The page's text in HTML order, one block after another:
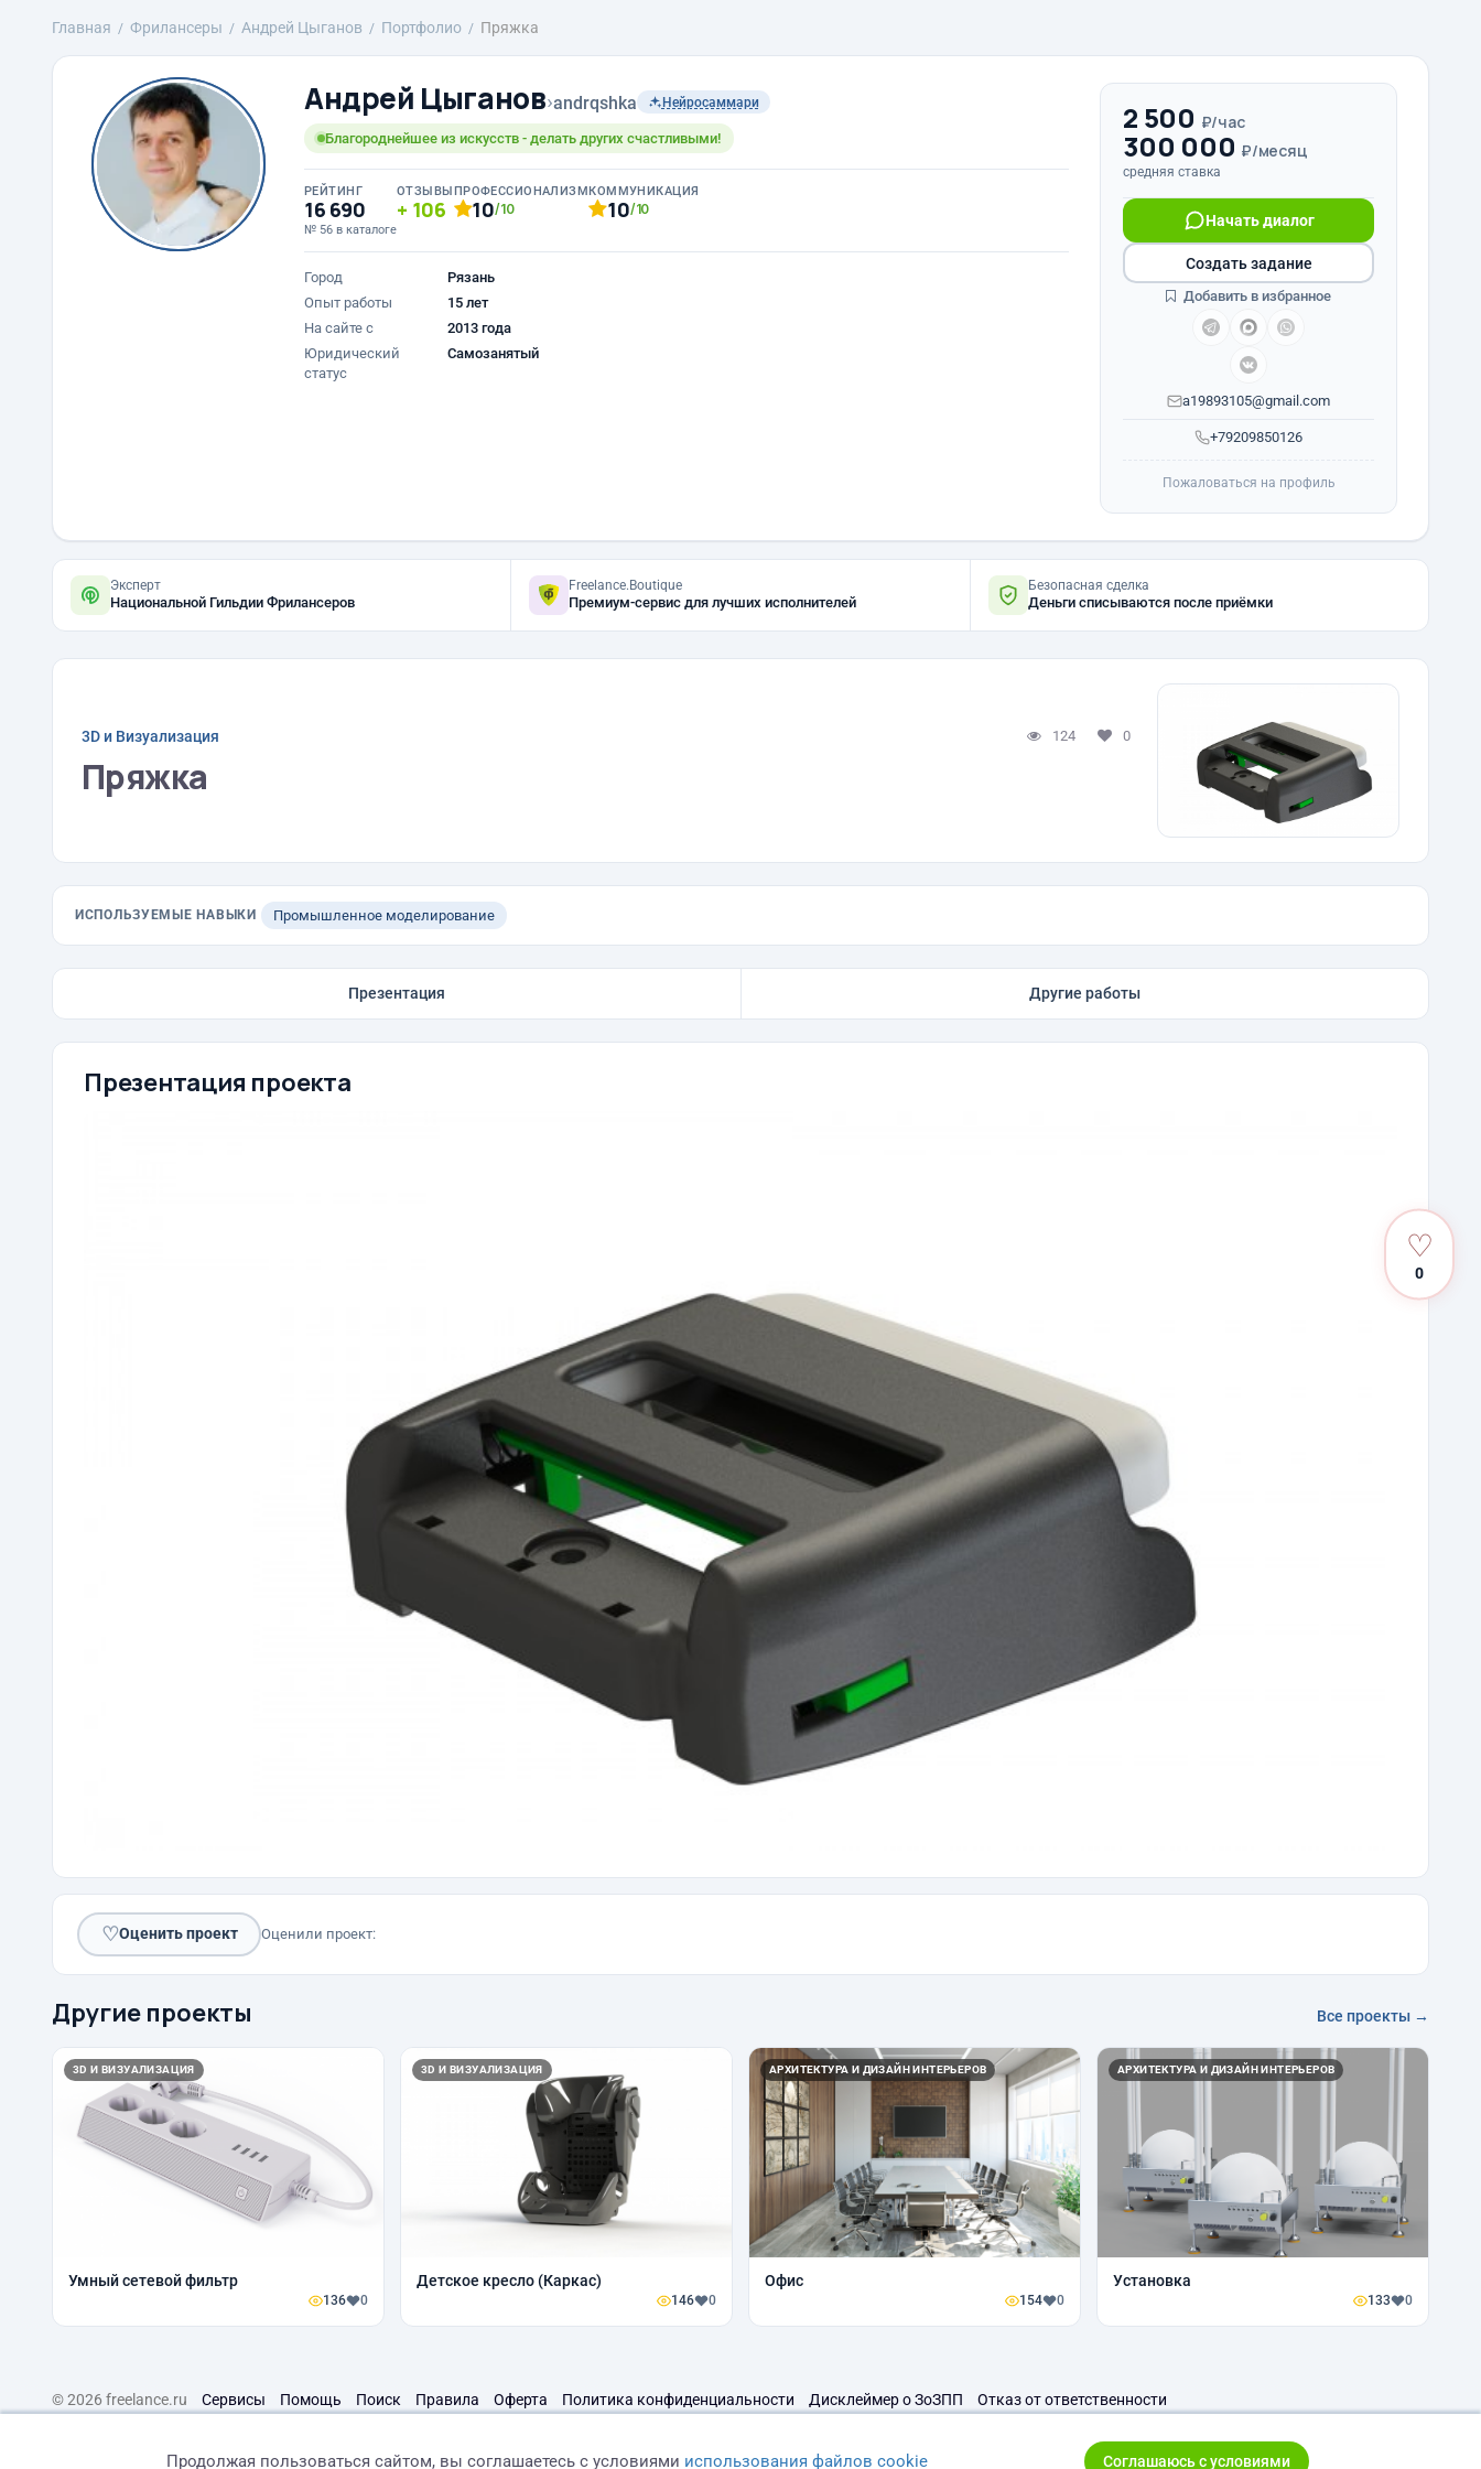
Главная Фрилансеры Андрей Цыганов Портфолио Пряжка
Андрей Цыганов›andrqshka Нейросаммари
Благороднейшее из искусств - делать других счастливыми!
РЕЙТИНГ
16 690
№ 56 в каталоге
ОТЗЫВЫ
106
ПРОФЕССИОНАЛИЗМ
10/10
КОММУНИКАЦИЯ
10/10
Город
Рязань
Опыт работы
15 лет
На сайте с
2013 года
Юридический
статус
Самозанятый
2 500 ₽/час
300 000 ₽/месяц
средняя ставка
+79209850126
Начать диалог
a19893105@gmail.com
Создать задание
Добавить в избранное
Пожаловаться на профиль
Эксперт
Национальной Гильдии Фрилансеров
Freelance.Boutique
Премиум-сервис для лучших исполнителей
Безопасная сделка
Деньги списываются после приёмки
3D и Визуализация 124 0
Пряжка
ИСПОЛЬЗУЕМЫЕ НАВЫКИ Промышленное моделирование
Презентация Другие работы
Презентация проекта
♡
0
♡Оценить проект Оценили проект:
Другие проекты Все проекты →
3D И ВИЗУАЛИЗАЦИЯ
Умный сетевой фильтр
136 0
3D И ВИЗУАЛИЗАЦИЯ
Детское кресло (Каркас)
146 0
АРХИТЕКТУРА И ДИЗАЙН ИНТЕРЬЕРОВ
Офис
154 0
АРХИТЕКТУРА И ДИЗАЙН ИНТЕРЬЕРОВ
Установка
133 0
© 2026 freelance.ru Сервисы Помощь Поиск Правила Оферта Политика конфиденциальности Дисклеймер о ЗоЗПП Отказ от ответственности
Продолжая пользоваться сайтом, вы соглашаетесь с условиями использования файлов cookie Соглашаюсь с условиями